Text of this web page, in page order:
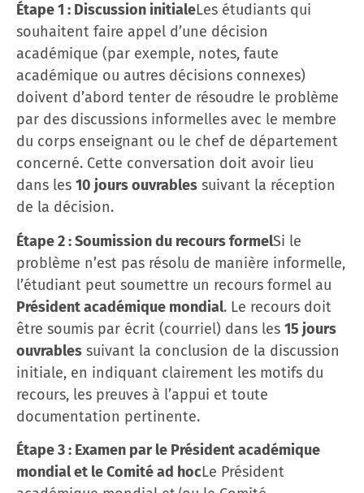
Étape 1 : Discussion initialeLes étudiants qui
souhaitent faire appel d’une décision
académique (par exemple, notes, faute
académique ou autres décisions connexes)
doivent d’abord tenter de résoudre le problème
par des discussions informelles avec le membre
du corps enseignant ou le chef de département
concerné. Cette conversation doit avoir lieu
dans les 10 jours ouvrables suivant la réception
de la décision.
Étape 2 : Soumission du recours formelSi le
problème n’est pas résolu de manière informelle,
l’étudiant peut soumettre un recours formel au
Président académique mondial. Le recours doit
être soumis par écrit (courriel) dans les 15 jours
ouvrables suivant la conclusion de la discussion
initiale, en indiquant clairement les motifs du
recours, les preuves à l’appui et toute
documentation pertinente.
Étape 3 : Examen par le Président académique
mondial et le Comité ad hocLe Président